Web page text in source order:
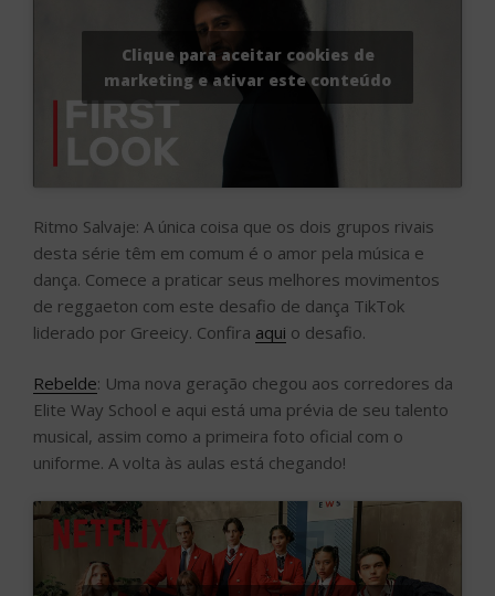
Clique para aceitar cookies de
marketing e ativar este conteúdo
Ritmo Salvaje: A única coisa que os dois grupos rivais
desta série têm em comum é o amor pela música e
dança. Comece a praticar seus melhores movimentos
de reggaeton com este desafio de dança TikTok
liderado por Greeicy. Confira aqui o desafio.
Rebelde: Uma nova geração chegou aos corredores da
Elite Way School e aqui está uma prévia de seu talento
musical, assim como a primeira foto oficial com o
uniforme. A volta às aulas está chegando!